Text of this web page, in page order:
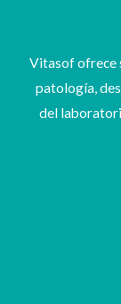
Vitasof ofrece
patología,
del